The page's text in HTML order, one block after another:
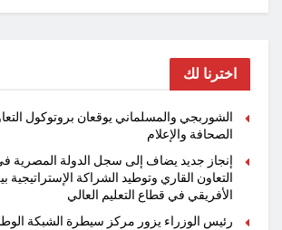
اخترنا لك
الشوربجي والمسلماني يوقعان بروتوكول
الصحافة والإعلام
​إنجاز جديد يضاف إلى سجل الدولة المصرية
التعاون القاري وتوطيد الشراكة الإستراتيجية
الأفريقي في قطاع التعليم العالي
رئيس الوزراء يزور مركز سيطرة الشبكة